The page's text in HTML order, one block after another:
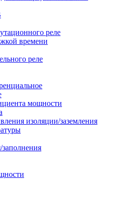
реле
времени
реле
мощности
изоляции/заземления
заполнения